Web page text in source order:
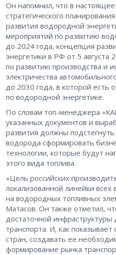
Он напомнил, что в
стратегического
развития водородной
мероприятий по развитию
до 2024 года, концепция
энергетики в РФ от 5 августа
по развитию производства и
электричества
до 2030 года, в которой есть
по водородной энергетике.
По словам топ-менеджера
указанных документов и
развития должны
водорода сформировать
технологии, которые будут
этого вида топлива.
«Цель российских
локализованной линейки всех
на водородных топливных
Матасов. Он также отметил,
достаточной инфраструктуры
транспорта. И, как
стран, создавать ее
формирование рынка